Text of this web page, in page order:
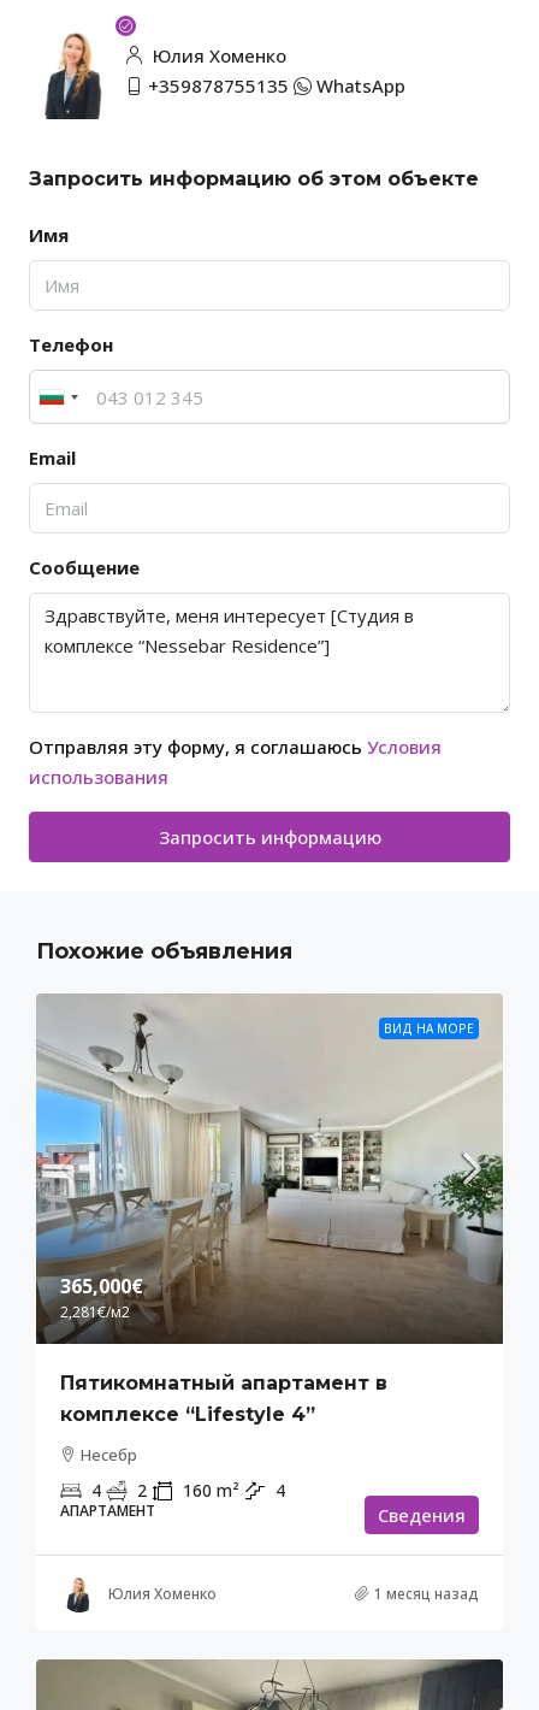
Юлия Хоменко
+359878755135
WhatsApp
Запросить информацию об этом объекте
Имя
Телефон
Email
Сообщение
Отправляя эту форму, я соглашаюсь Условия
использования
Запросить информацию
Похожие объявления
ВИД НА МОРЕ
365,000€
2,281€/м2
Пятикомнатный апартамент в
комплексе “Lifestyle 4”
Несебр
4 2 160 m² 4
АПАРТАМЕНТ Cведения
Юлия Хоменко 1 месяц назад